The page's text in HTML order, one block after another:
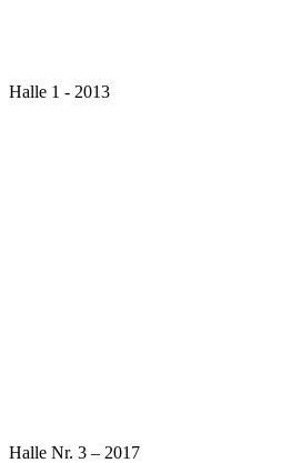
Halle 1 - 2013
Halle Nr. 3 – 2017